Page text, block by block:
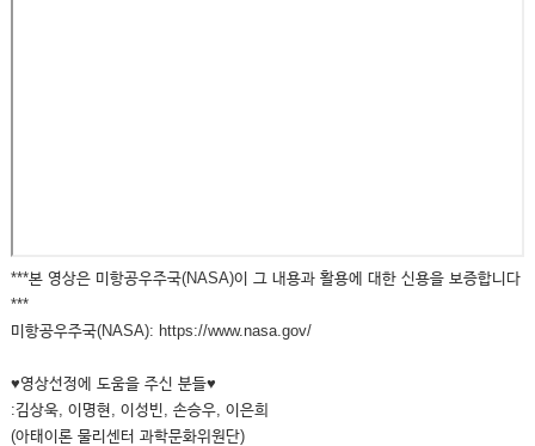
***본 영상은 미항공우주국(NASA)이 그 내용과 활용에 대한 신용을 보증합니다
***
미항공우주국(NASA): https://www.nasa.gov/
♥영상선정에 도움을 주신 분들♥
:김상욱, 이명현, 이성빈, 손승우, 이은희
(아태이론 물리센터 과학문화위원단)